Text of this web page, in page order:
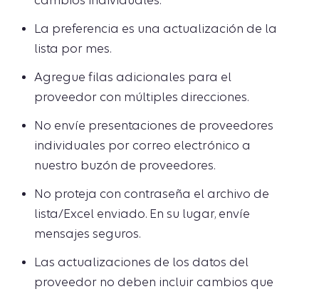
La preferencia es una actualización de la
lista por mes.
Agregue filas adicionales para el
proveedor con múltiples direcciones.
No envíe presentaciones de proveedores
individuales por correo electrónico a
nuestro buzón de proveedores.
No proteja con contraseña el archivo de
lista/Excel enviado. En su lugar, envíe
mensajes seguros.
Las actualizaciones de los datos del
proveedor no deben incluir cambios que